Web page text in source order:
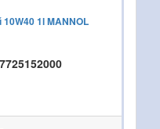
1l MANNOL